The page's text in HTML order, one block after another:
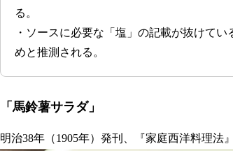
る。
・ソースに必要な「塩」の記載が抜けて
めと推測される。
「馬鈴薯サラダ」
明治38年（1905年）発刊、『家庭西洋料理